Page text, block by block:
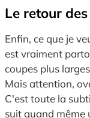
Le retour
Enfin, ce que je
est vraiment
coupes plus
Mais attention,
C'est toute la
suit quand même